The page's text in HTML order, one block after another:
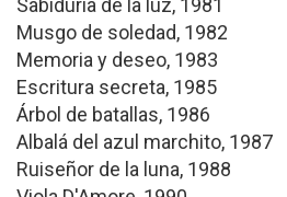
Sabiduría de la luz, 1981
Musgo de soledad, 1982
Memoria y deseo, 1983
Escritura secreta, 1985
Árbol de batallas, 1986
Albalá del azul marchito, 1987
Ruiseñor de la luna, 1988